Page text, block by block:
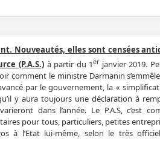
Nouveautés, elles sont censées
(P.A.S.)à partir du 1erjanvier 2019.
comment le ministre Darmanin
par le gouvernement, la «
y aura toujours une déclaration à
dans l’année. Le P.A.S, c’est
pour tous, particuliers, petites
à l’Etat lui-même, selon le très